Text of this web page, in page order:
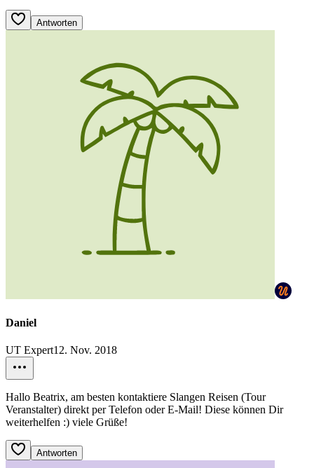
Antworten
Daniel
UT Expert12. Nov. 2018
Hallo Beatrix, am besten kontaktiere Slangen Reisen (Tour
Veranstalter) direkt per Telefon oder E-Mail! Diese können Dir
weiterhelfen :) viele Grüße!
Antworten